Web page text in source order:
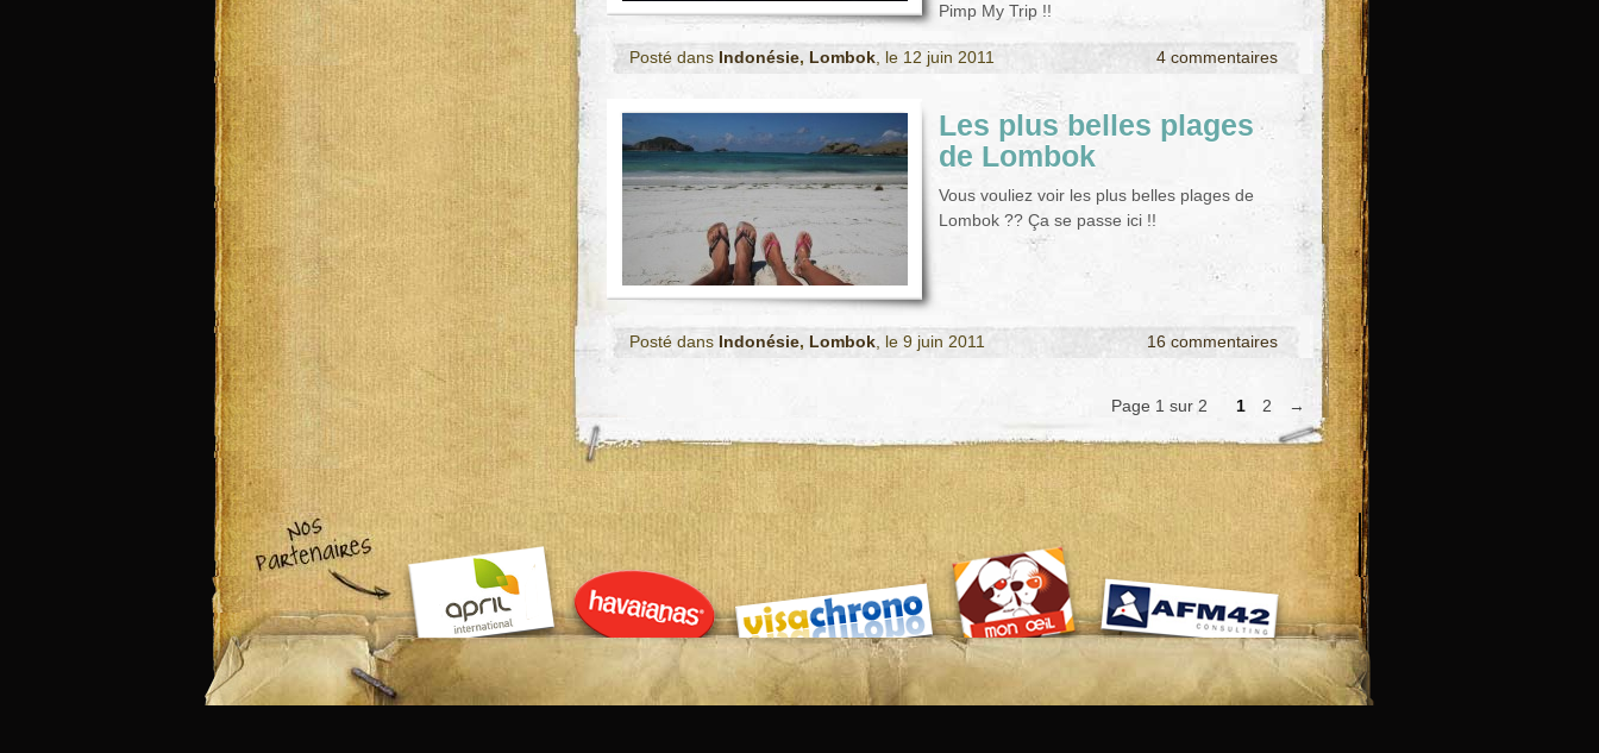
Pimp My Trip !!
Posté dans Indonésie, Lombok , le 12 juin 2011 4 commentaires
Les plus belles plages
de Lombok
Vous vouliez voir les plus belles plages de
Lombok ?? Ça se passe ici !!
Posté dans Indonésie, Lombok , le 9 juin 2011 16 commentaires
Page 1 sur 2 1 2 →